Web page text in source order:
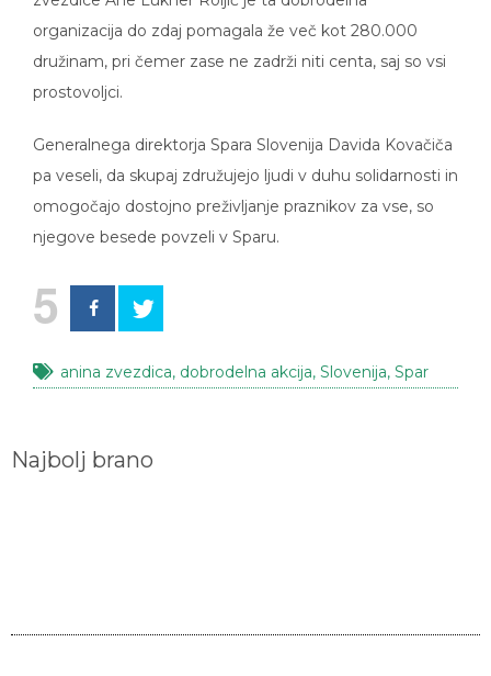
organizacija do zdaj pomagala že več kot 280.000
družinam, pri čemer zase ne zadrži niti centa, saj so vsi
prostovoljci.
Generalnega direktorja Spara Slovenija Davida Kovačiča
pa veseli, da skupaj združujejo ljudi v duhu solidarnosti in
omogočajo dostojno preživljanje praznikov za vse, so
njegove besede povzeli v Sparu.
5
anina zvezdica, dobrodelna akcija, Slovenija, Spar
Najbolj brano